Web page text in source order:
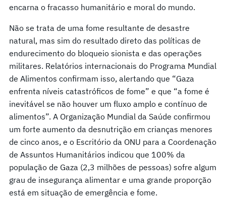
encarna o fracasso humanitário e moral do mundo.
Não se trata de uma fome resultante de desastre
natural, mas sim do resultado direto das políticas de
endurecimento do bloqueio sionista e das operações
militares. Relatórios internacionais do Programa Mundial
de Alimentos confirmam isso, alertando que “Gaza
enfrenta níveis catastróficos de fome” e que “a fome é
inevitável se não houver um fluxo amplo e contínuo de
alimentos”. A Organização Mundial da Saúde confirmou
um forte aumento da desnutrição em crianças menores
de cinco anos, e o Escritório da ONU para a Coordenação
de Assuntos Humanitários indicou que 100% da
população de Gaza (2,3 milhões de pessoas) sofre algum
grau de insegurança alimentar e uma grande proporção
está em situação de emergência e fome.